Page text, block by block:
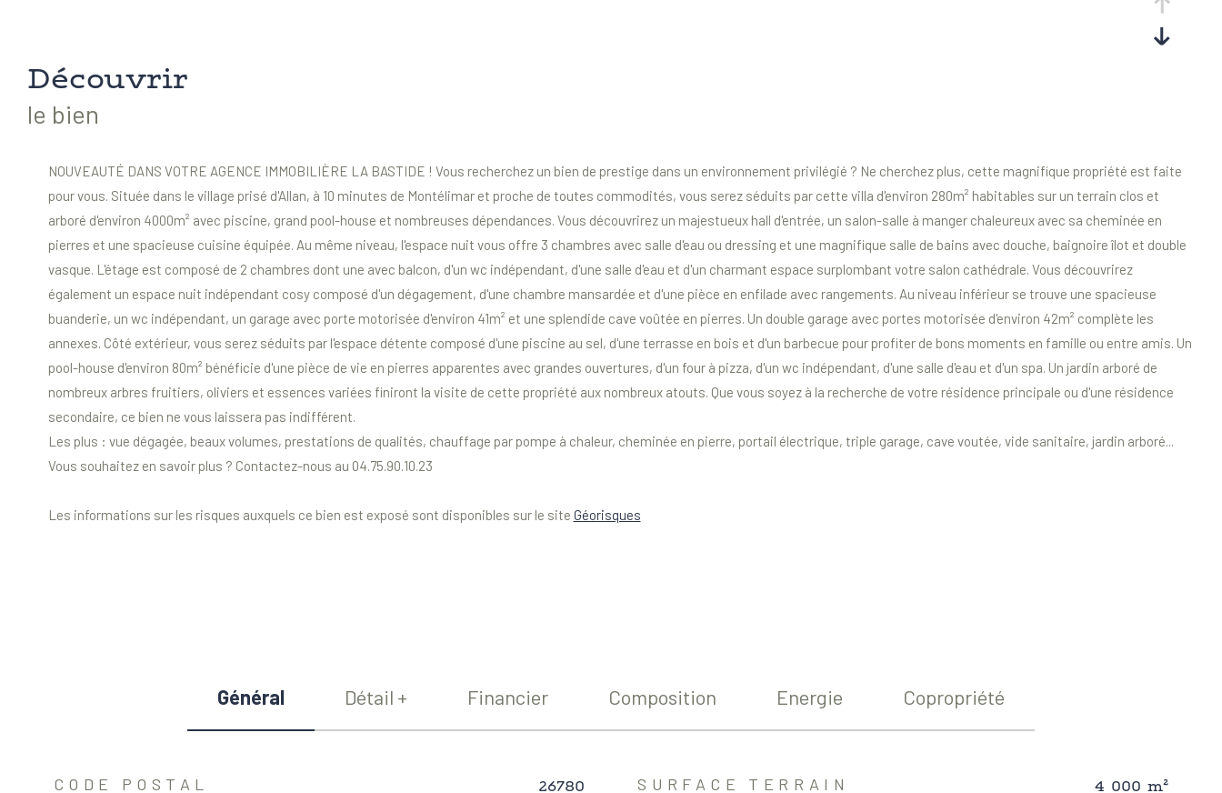
découvrir
le bien
NOUVEAUTÉ DANS VOTRE AGENCE IMMOBILIÈRE LA BASTIDE ! Vous recherchez un bien de prestige dans un environnement privilégié ? Ne cherchez plus, cette magnifique propriété est faite
pour vous. Située dans le village prisé d'Allan, à 10 minutes de Montélimar et proche de toutes commodités, vous serez séduits par cette villa d'environ 280m² habitables sur un terrain clos et
arboré d'environ 4000m² avec piscine, grand pool-house et nombreuses dépendances. Vous découvrirez un majestueux hall d'entrée, un salon-salle à manger chaleureux avec sa cheminée en
pierres et une spacieuse cuisine équipée. Au même niveau, l'espace nuit vous offre 3 chambres avec salle d'eau ou dressing et une magnifique salle de bains avec douche, baignoire îlot et double
vasque. L'étage est composé de 2 chambres dont une avec balcon, d'un wc indépendant, d'une salle d'eau et d'un charmant espace surplombant votre salon cathédrale. Vous découvrirez
également un espace nuit indépendant cosy composé d'un dégagement, d'une chambre mansardée et d'une pièce en enfilade avec rangements. Au niveau inférieur se trouve une spacieuse
buanderie, un wc indépendant, un garage avec porte motorisée d'environ 41m² et une splendide cave voûtée en pierres. Un double garage avec portes motorisée d'environ 42m² complète les
annexes. Côté extérieur, vous serez séduits par l'espace détente composé d'une piscine au sel, d'une terrasse en bois et d'un barbecue pour profiter de bons moments en famille ou entre amis. Un
pool-house d'environ 80m² bénéficie d'une pièce de vie en pierres apparentes avec grandes ouvertures, d'un four à pizza, d'un wc indépendant, d'une salle d'eau et d'un spa. Un jardin arboré de
nombreux arbres fruitiers, oliviers et essences variées finiront la visite de cette propriété aux nombreux atouts. Que vous soyez à la recherche de votre résidence principale ou d'une résidence
secondaire, ce bien ne vous laissera pas indifférent.
Les plus : vue dégagée, beaux volumes, prestations de qualités, chauffage par pompe à chaleur, cheminée en pierre, portail électrique, triple garage, cave voutée, vide sanitaire, jardin arboré...
Vous souhaitez en savoir plus ? Contactez-nous au 04.75.90.10.23
Les informations sur les risques auxquels ce bien est exposé sont disponibles sur le site Géorisques
Général Détail + Financier Composition Energie Copropriété
TRAD_ZEPHYR_Caracteristique
CODE POSTAL 26780 SURFACE TERRAIN 4 000 m²